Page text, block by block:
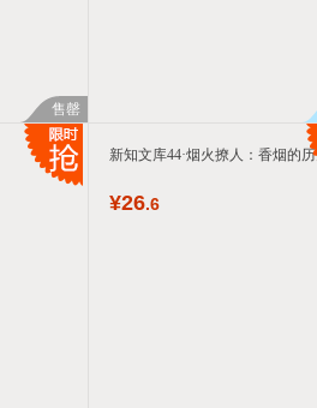
售罄
新知文库44·烟火撩人：香烟的
¥26.6